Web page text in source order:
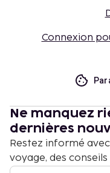
Connexion
Ne manquez
dernières
Restez informé
voyage, des